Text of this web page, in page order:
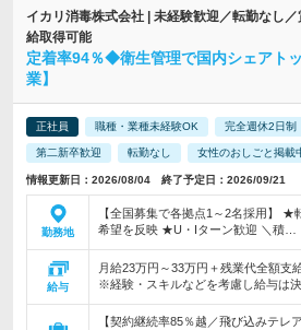
イカリ消毒株式会社 | 未経験歓迎／転勤なし
給取得可能
定着率94％◆衛生管理で国内シェアト
業】
正社員 職種・業種未経験OK 完全週休2日制
第二新卒歓迎 転勤なし 女性のおしごと掲載
情報更新日：2026/08/04 終了予定日：2026/09/21
勤務地
【全国募集で各拠点1～2名採用】 ★
希望を反映 ★U・Iターン歓迎 ＼積…
給与
月給23万円～33万円＋残業代全額支
※経験・スキルなどを考慮し給与は
【契約継続率85％越／飛び込みテレ